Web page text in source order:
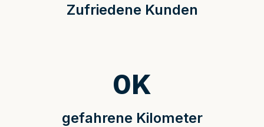
Zufriedene Kunden
gefahrene Kilometer
0K